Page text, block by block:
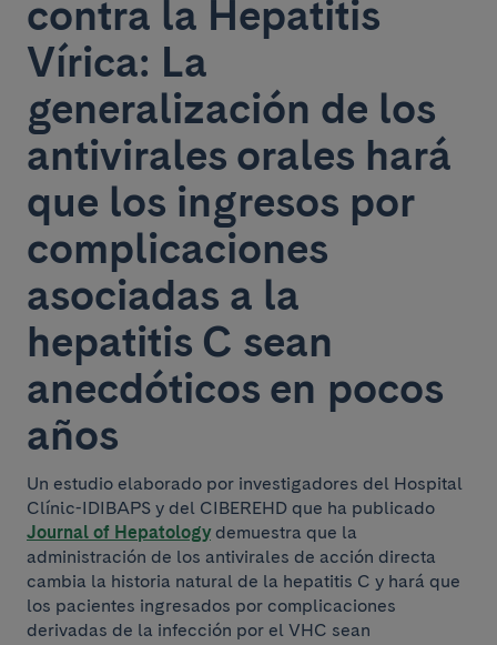
contra la Hepatitis
Vírica: La
generalización de los
antivirales orales hará
que los ingresos por
complicaciones
asociadas a la
hepatitis C sean
anecdóticos en pocos
años
Un estudio elaborado por investigadores del Hospital
Clínic-IDIBAPS y del CIBEREHD que ha publicado
Journal of Hepatologydemuestra que la
administración de los antivirales de acción directa
cambia la historia natural de la hepatitis C y hará que
los pacientes ingresados por complicaciones
derivadas de la infección por el VHC sean